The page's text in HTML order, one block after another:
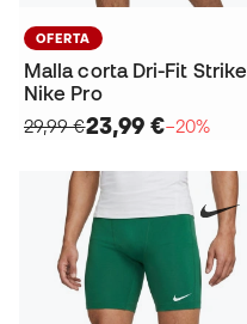
OFERTA
Malla corta Dri-Fit Strike
Nike Pro
29,99 €23,99 €−20%